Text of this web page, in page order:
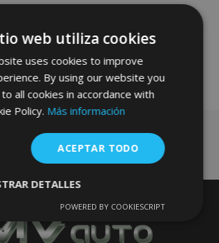
de
Deseos
web utiliza cookies
uses cookies to improve
By using our website you
all cookies in accordance with
Policy. Más información
ACEPTAR TODO
DETALLES
Cookies de
rendimiento
POWERED BY COOKIESCRIPT